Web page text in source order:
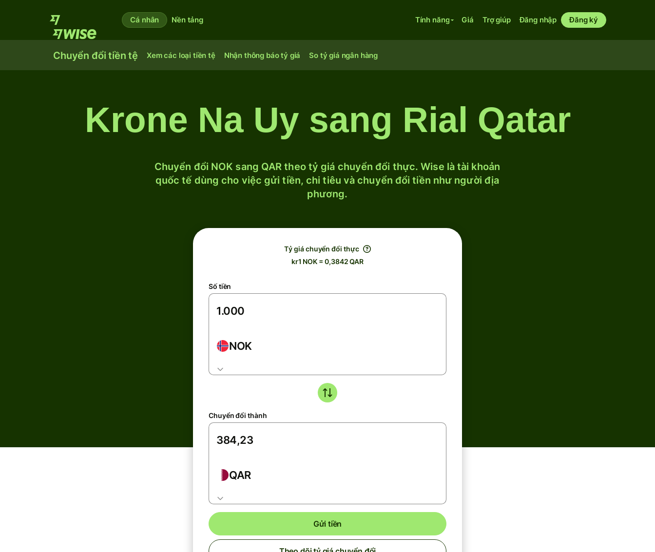
Cá nhân Nền tảng Tính năng Giá Trợ giúp Đăng nhập Đăng ký
Chuyển đổi tiền tệ Xem các loại tiền tệ Nhận thông báo tỷ giá So tỷ giá ngân hàng
Krone Na Uy sang Rial Qatar
Chuyển đổi NOK sang QAR theo tỷ giá chuyển đổi thực. Wise là tài khoản
quốc tế dùng cho việc gửi tiền, chi tiêu và chuyển đổi tiền như người địa
phương.
Tỷ giá chuyển đổi thực
kr1 NOK = 0,3842 QAR
Số tiền
NOK
Chuyển đổi thành
QAR
Gửi tiền